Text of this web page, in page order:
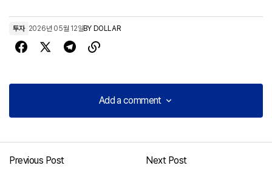
투자 2026년 05월 12일BY DOLLAR
Add a comment
Add a comment
Previous Post
Next Post